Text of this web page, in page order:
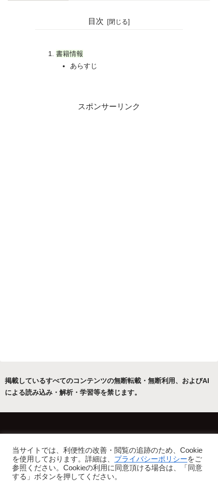
目次
書籍情報
あらすじ
スポンサーリンク
掲載しているすべてのコンテンツの無断転載・無断利用、およびAI
による読み込み・解析・学習等を禁じます。
プライバシーポリシー・免責事項
Copyright © 2022-2026 フリーアトリエ晴星 All Rights Reserved.
当サイトでは、利便性の改善・閲覧の追跡のため、Cookie
を使用しております。詳細は、 プライバシーポリシーをご
参照ください。Cookieの利用に同意頂ける場合は、「同意
する」ボタンを押してください。